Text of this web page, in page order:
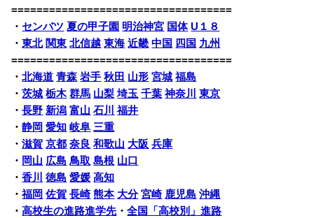
===================================
・ センバツ 夏の甲子園 明治神宮 国体 U１８
・東北 関東 北信越 東海 近畿 中国 四国 九州
===================================
・北海道 青森 岩手 秋田 山形 宮城 福島
・茨城 栃木 群馬 山梨 埼玉 千葉 神奈川 東京
・長野 新潟 富山 石川 福井
・静岡 愛知 岐阜 三重
・滋賀 京都 奈良 和歌山 大阪 兵庫
・ 岡山 広島 鳥取 島根 山口
・香川 徳島 愛媛 高知
・福岡 佐賀 長崎 熊本 大分 宮崎 鹿児島 沖縄
・高校生の進路進学先・全国「高校別」進路